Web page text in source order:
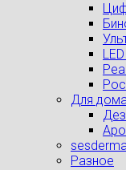
Для
Разное